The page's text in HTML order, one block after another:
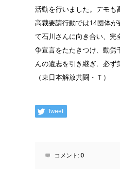
活動を行いました。デモも
高裁要請行動では14団体
て石川さんに向き合い、完
争宣言をたたきつけ、動労
んの遺志を引き継ぎ、必ず
（東日本解放共闘・Ｔ）
Tweet
コメント: 0